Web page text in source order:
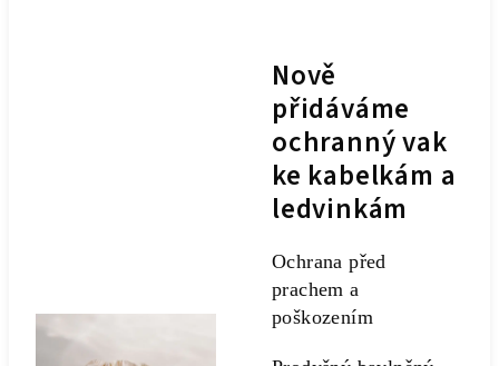
Nově
přidáváme
ochranný vak
ke kabelkám a
ledvinkám
Ochrana před
prachem a
poškozením